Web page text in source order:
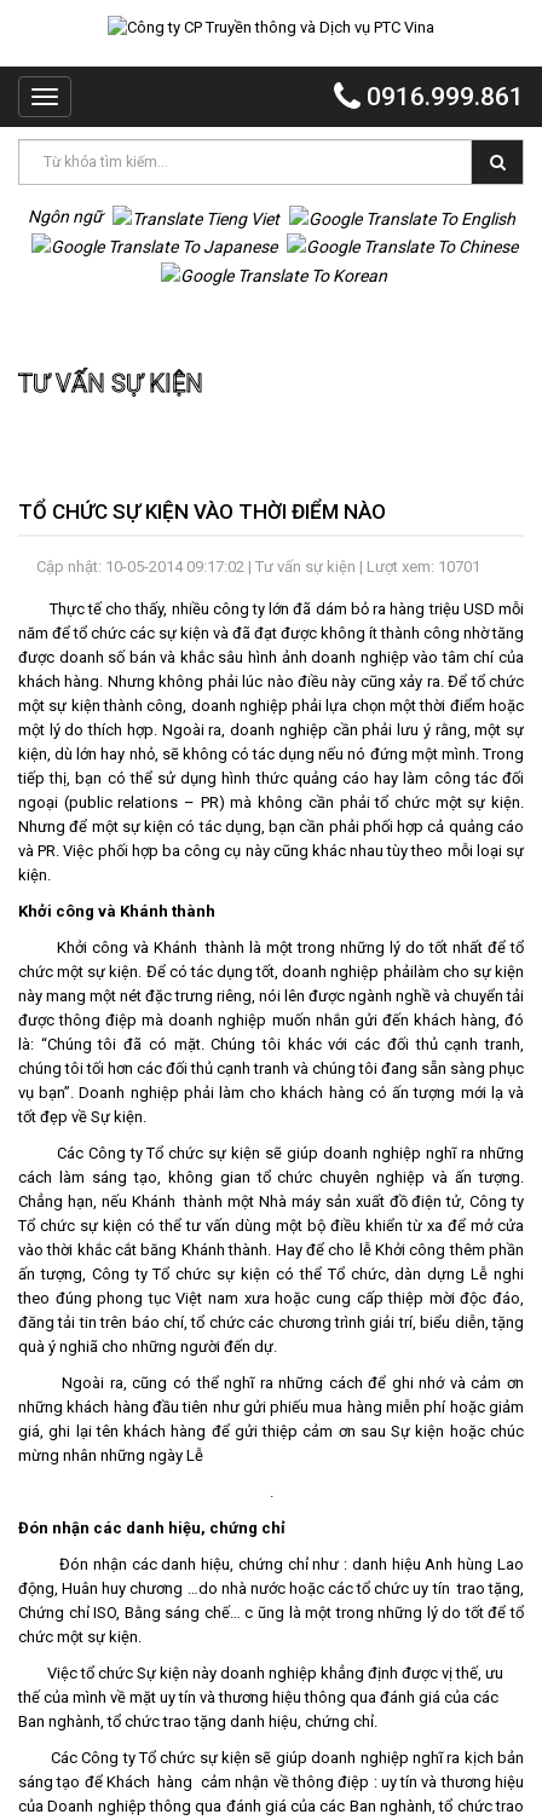
Toggle
navigation
0916.999.861
PTC
PTC
EVENT
PTC
VOI
DỰ
ÁN
LIÊN
Ngôn ngữ
TƯ VẤN SỰ KIỆN
TỔ CHỨC SỰ KIỆN VÀO THỜI ĐIỂM NÀO
Cập nhật: 10-05-2014 09:17:02 | Tư vấn sự kiện | Lượt xem: 10701
Thực tế cho thấy, nhiều công ty lớn đã dám bỏ ra hàng triệu USD mỗi
năm để tổ chức các sự kiện và đã đạt được không ít thành công nhờ tăng
được doanh số bán và khắc sâu hình ảnh doanh nghiệp vào tâm chí của
khách hàng. Nhưng không phải lúc nào điều này cũng xảy ra. Để tổ chức
một sự kiện thành công, doanh nghiệp phải lựa chọn một thời điểm hoặc
một lý do thích hợp. Ngoài ra, doanh nghiệp cần phải lưu ý rằng, một sự
kiện, dù lớn hay nhỏ, sẽ không có tác dụng nếu nó đứng một mình. Trong
tiếp thị, bạn có thể sử dụng hình thức quảng cáo hay làm công tác đối
ngoại (public relations – PR) mà không cần phải tổ chức một sự kiện.
Nhưng để một sự kiện có tác dụng, bạn cần phải phối hợp cả quảng cáo
và PR. Việc phối hợp ba công cụ này cũng khác nhau tùy theo mỗi loại sự
kiện.
Khởi công và Khánh thành
Khởi công và Khánh thành là một trong những lý do tốt nhất để tổ
chức một sự kiện. Để có tác dụng tốt, doanh nghiệp phảilàm cho sự kiện
này mang một nét đặc trưng riêng, nói lên được ngành nghề và chuyển tải
được thông điệp mà doanh nghiệp muốn nhắn gửi đến khách hàng, đó
là: “Chúng tôi đã có mặt. Chúng tôi khác với các đối thủ cạnh tranh,
chúng tôi tối hơn các đối thủ cạnh tranh và chúng tôi đang sẵn sàng phục
vụ bạn”. Doanh nghiệp phải làm cho khách hàng có ấn tượng mới lạ và
tốt đẹp về Sự kiện.
Các Công ty Tổ chức sự kiện sẽ giúp doanh nghiệp nghĩ ra những
cách làm sáng tạo, không gian tổ chức chuyên nghiệp và ấn tượng.
Chẳng hạn, nếu Khánh thành một Nhà máy sản xuất đồ điện tử, Công ty
Tổ chức sự kiện có thể tư vấn dùng một bộ điều khiển từ xa để mở cửa
vào thời khắc cắt băng Khánh thành. Hay để cho lễ Khởi công thêm phần
ấn tượng, Công ty Tổ chức sự kiện có thể Tổ chức, dàn dựng Lễ nghi
theo đúng phong tục Việt nam xưa hoặc cung cấp thiệp mời độc đáo,
đăng tải tin trên báo chí, tổ chức các chương trình giải trí, biểu diễn, tặng
quà ý nghiã cho những người đến dự.
Ngoài ra, cũng có thể nghĩ ra những cách để ghi nhớ và cảm ơn
những khách hàng đầu tiên như gửi phiếu mua hàng miễn phí hoặc giảm
giá, ghi lại tên khách hàng để gửi thiệp cảm ơn sau Sự kiện hoặc chúc
mừng nhân những ngày Lễ
.
Đón nhận các danh hiệu, chứng chỉ
Đón nhận các danh hiệu, chứng chỉ như : danh hiệu Anh hùng Lao
động, Huân huy chương …do nhà nước hoặc các tổ chức uy tín trao tặng,
Chứng chỉ ISO, Bằng sáng chế… c ũng là một trong những lý do tốt để tổ
chức một sự kiện.
Việc tổ chức Sự kiện này doanh nghiệp khẳng định được vị thế, ưu
thế của mình về mặt uy tín và thương hiệu thông qua đánh giá của các
Ban nghành, tổ chức trao tặng danh hiệu, chứng chỉ.
Các Công ty Tổ chức sự kiện sẽ giúp doanh nghiệp nghĩ ra kịch bản
sáng tạo để Khách hàng cảm nhận về thông điệp : uy tín và thương hiệu
của Doanh nghiệp thông qua đánh giá của các Ban nghành, tổ chức trao